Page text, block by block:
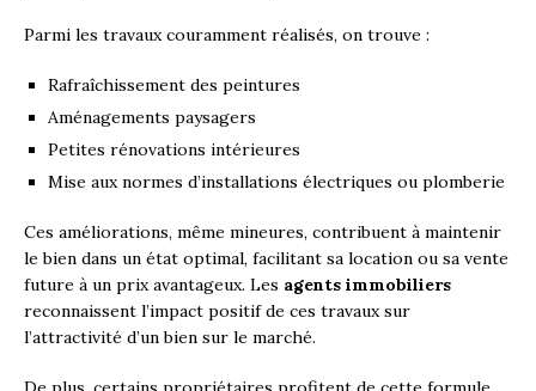
Parmi les travaux couramment réalisés, on trouve :
Rafraîchissement des peintures
Aménagements paysagers
Petites rénovations intérieures
Mise aux normes d’installations électriques ou plomberie
Ces améliorations, même mineures, contribuent à maintenir
le bien dans un état optimal, facilitant sa location ou sa vente
future à un prix avantageux. Les agents immobiliers
reconnaissent l’impact positif de ces travaux sur
l’attractivité d’un bien sur le marché.